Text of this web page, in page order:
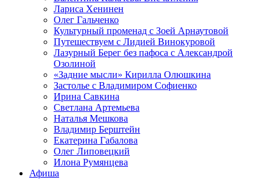
Лариса Хенинен
Олег Гальченко
Культурный променад с Зоей Арнаутовой
Путешествуем с Лидией Винокуровой
Лазурный Берег без пафоса с Александрой
Озолиной
«Задние мысли» Кирилла Олюшкина
Застолье с Владимиром Софиенко
Ирина Савкина
Светлана Артемьева
Наталья Мешкова
Владимир Берштейн
Екатерина Габалова
Олег Липовецкий
Илона Румянцева
Афиша